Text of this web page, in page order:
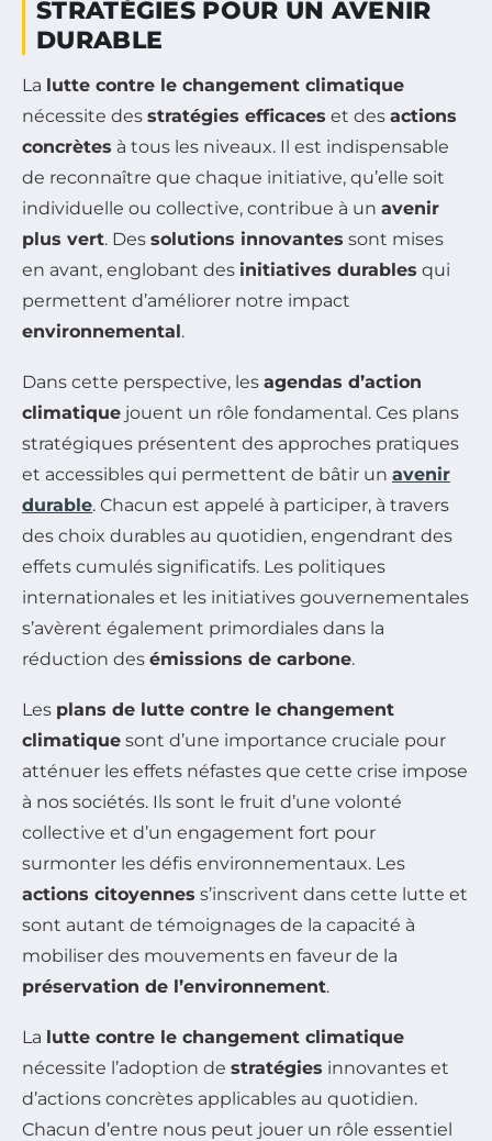
STRATÉGIES POUR UN AVENIR
DURABLE
La lutte contre le changement climatique
nécessite des stratégies efficaces et des actions
concrètes à tous les niveaux. Il est indispensable
de reconnaître que chaque initiative, qu’elle soit
individuelle ou collective, contribue à un avenir
plus vert. Des solutions innovantes sont mises
en avant, englobant des initiatives durables qui
permettent d’améliorer notre impact
environnemental.
Dans cette perspective, les agendas d’action
climatique jouent un rôle fondamental. Ces plans
stratégiques présentent des approches pratiques
et accessibles qui permettent de bâtir un avenir
durable. Chacun est appelé à participer, à travers
des choix durables au quotidien, engendrant des
effets cumulés significatifs. Les politiques
internationales et les initiatives gouvernementales
s’avèrent également primordiales dans la
réduction des émissions de carbone.
Les plans de lutte contre le changement
climatique sont d’une importance cruciale pour
atténuer les effets néfastes que cette crise impose
à nos sociétés. Ils sont le fruit d’une volonté
collective et d’un engagement fort pour
surmonter les défis environnementaux. Les
actions citoyennes s’inscrivent dans cette lutte et
sont autant de témoignages de la capacité à
mobiliser des mouvements en faveur de la
préservation de l’environnement.
La lutte contre le changement climatique
nécessite l’adoption de stratégies innovantes et
d’actions concrètes applicables au quotidien.
Chacun d’entre nous peut jouer un rôle essentiel